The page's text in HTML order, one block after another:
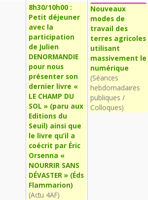
8h30/10h00 :
Petit déjeuner
avec la
participation
de Julien
DENORMANDIE
pour nous
présenter son
dernier livre «
LE CHAMP DU
SOL » (paru aux
Editions du
Seuil) ainsi que
le livre qu’il a
coécrit par Éric
Orsenna «
NOURRIR SANS
DÉVASTER » (Éds
Flammarion)
(Actu 4AF)
Nouveaux
modes de
travail des
terres agricoles
utilisant
massivement le
numérique
(Séances
hebdomadaires
publiques /
Colloques)